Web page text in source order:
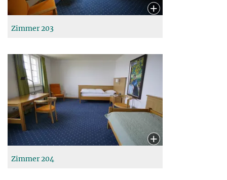
Zimmer 203
Zimmer 204